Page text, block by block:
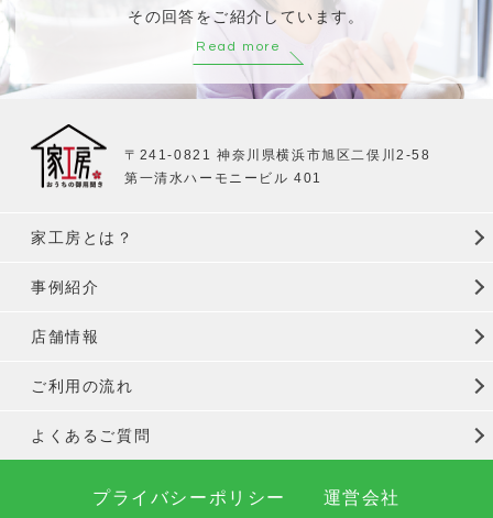
その回答をご紹介しています。
Read more
〒241-0821 神奈川県横浜市旭区二俣川2-58
第一清水ハーモニービル 401
家工房とは？
事例紹介
店舗情報
ご利用の流れ
よくあるご質問
プライバシーポリシー 運営会社